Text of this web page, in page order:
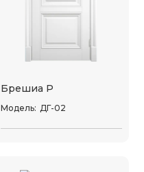
Брешиа P
Модель: ДГ-02